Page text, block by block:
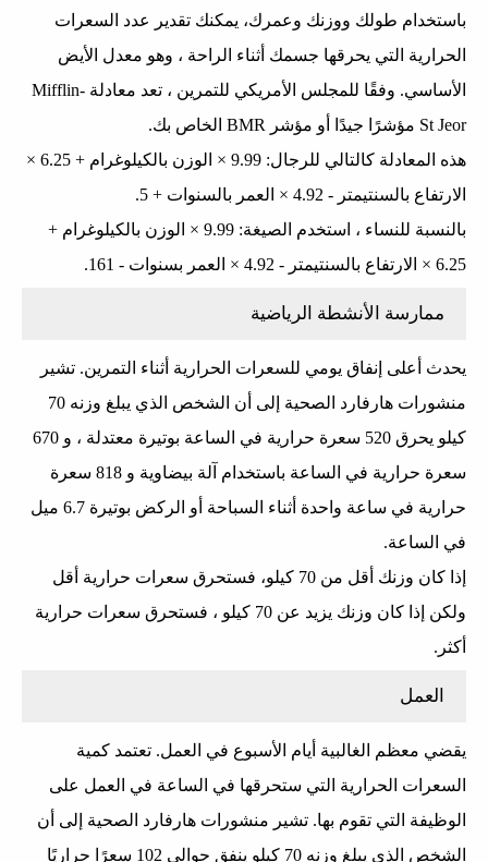
باستخدام طولك ووزنك وعمرك، يمكنك تقدير عدد السعرات
الحرارية التي يحرقها جسمك أثناء الراحة ، وهو معدل الأيض
الأساسي. وفقًا للمجلس الأمريكي للتمرين ، تعد معادلة Mifflin-
St Jeor مؤشرًا جيدًا أو مؤشر BMR الخاص بك.
هذه المعادلة كالتالي للرجال: 9.99 × الوزن بالكيلوغرام + 6.25 ×
الارتفاع بالسنتيمتر - 4.92 × العمر بالسنوات + 5.
بالنسبة للنساء ، استخدم الصيغة: 9.99 × الوزن بالكيلوغرام +
6.25 × الارتفاع بالسنتيمتر - 4.92 × العمر بسنوات - 161.
ممارسة الأنشطة الرياضية
يحدث أعلى إنفاق يومي للسعرات الحرارية أثناء التمرين. تشير
منشورات هارفارد الصحية إلى أن الشخص الذي يبلغ وزنه 70
كيلو يحرق 520 سعرة حرارية في الساعة بوتيرة معتدلة ، و 670
سعرة حرارية في الساعة باستخدام آلة بيضاوية و 818 سعرة
حرارية في ساعة واحدة أثناء السباحة أو الركض بوتيرة 6.7 ميل
في الساعة.
إذا كان وزنك أقل من 70 كيلو، فستحرق سعرات حرارية أقل
ولكن إذا كان وزنك يزيد عن 70 كيلو ، فستحرق سعرات حرارية
أكثر.
العمل
يقضي معظم الغالبية أيام الأسبوع في العمل. تعتمد كمية
السعرات الحرارية التي ستحرقها في الساعة في العمل على
الوظيفة التي تقوم بها. تشير منشورات هارفارد الصحية إلى أن
الشخص الذي يبلغ وزنه 70 كيلو ينفق حوالي 102 سعرًا حراريًا